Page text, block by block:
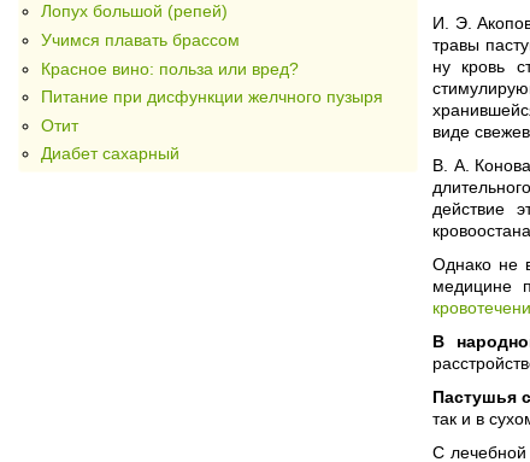
Лопух большой (репей)
Учимся плавать брассом
Красное вино: польза или вред?
Питание при дисфункции желчного пузыря
Отит
Диабет сахарный
И. Э.
травы
ну кровь
виде
В. А.
действие
Однако не
медицине
В
Пастушья
так и в
С лечебной